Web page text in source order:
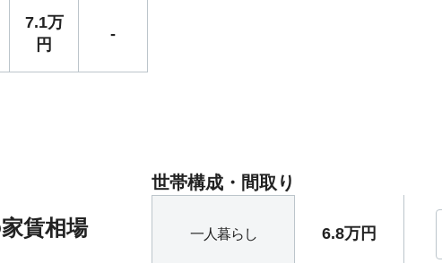
7.1万
円
-
賃相場
世帯構成・間取り
一人暮らし 6.8万円